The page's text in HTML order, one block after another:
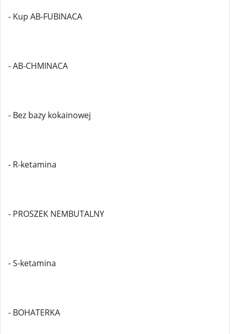
- Kup AB-FUBINACA
- AB-CHMINACA
- Bez bazy kokainowej
- R-ketamina
- PROSZEK NEMBUTALNY
- S-ketamina
- BOHATERKA